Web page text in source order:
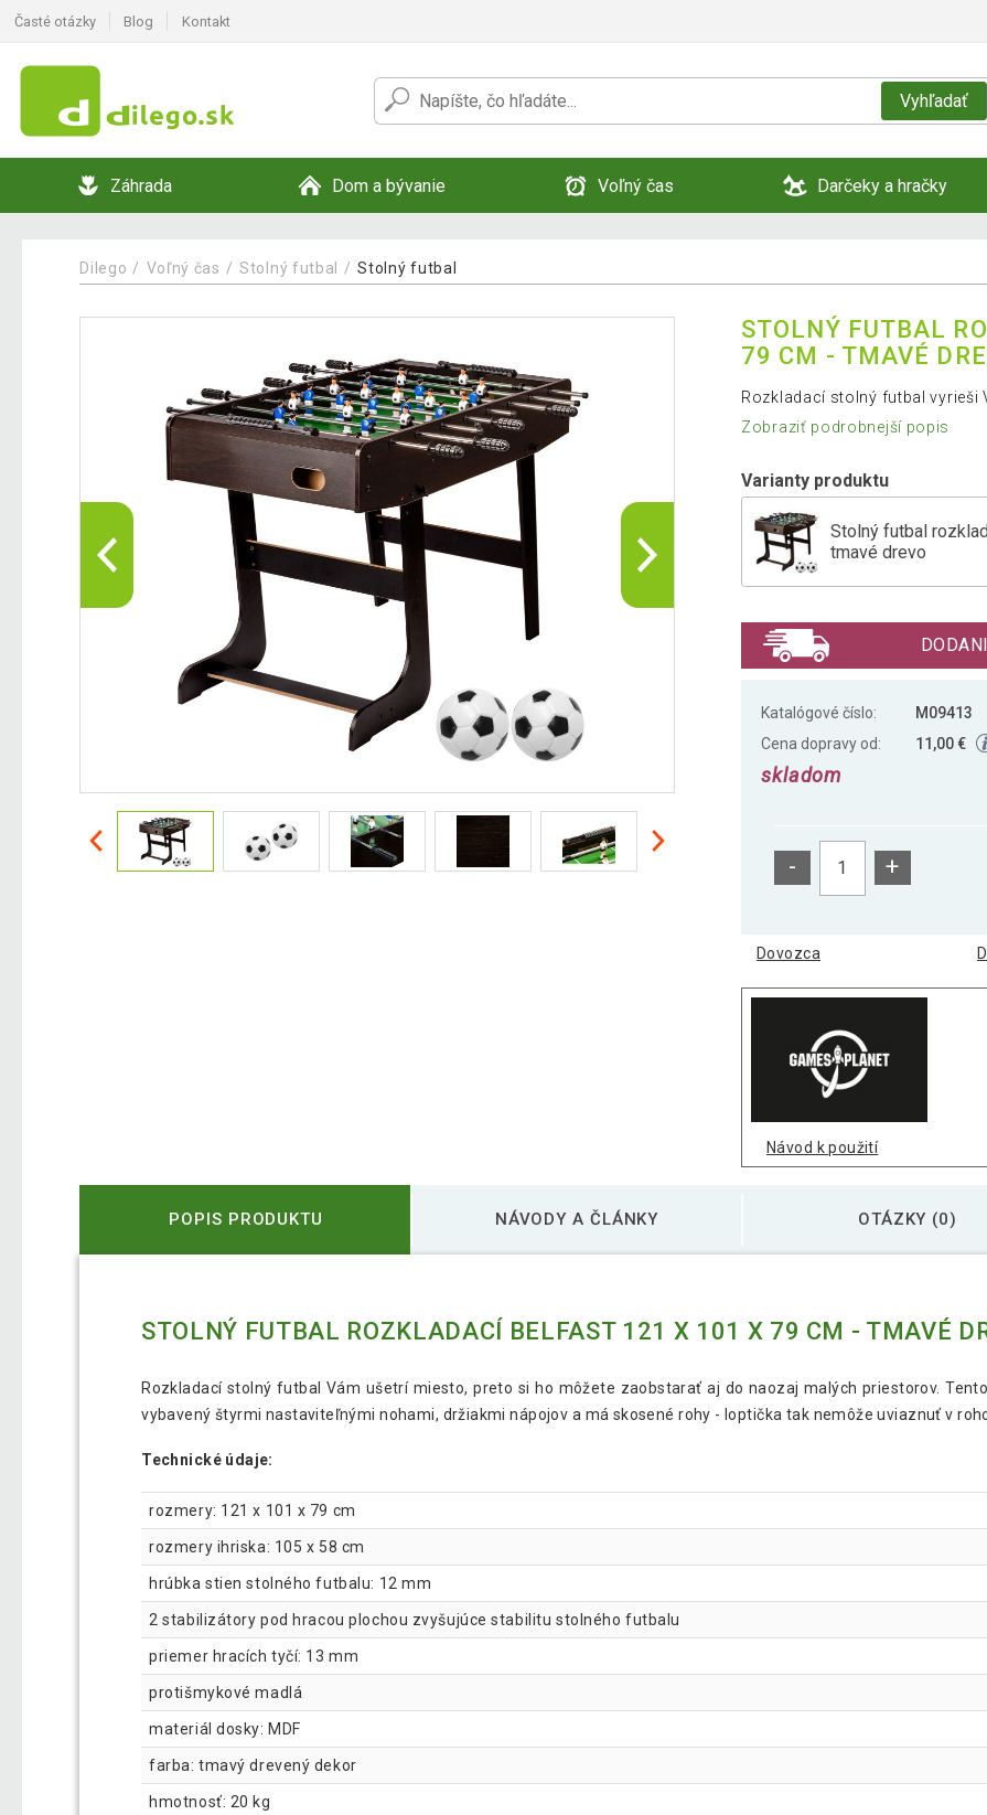
Časté otázky Blog Kontakt
Vyhľadať
Záhrada Dom a bývanie Voľný čas Darčeky a hračky
Dilego Voľný čas Stolný futbal Stolný futbal
STOLNÝ FUTBAL
79 CM - TMAVÉ
Rozkladací stolný futbal vyrieši
Zobraziť podrobnejší popis
Varianty produktu
Stolný futbal
tmavé drevo
Stolný futbal
Stolný futbal
Katalógové číslo:
M09413
Cena dopravy od:
11,00 €
skladom
- +
Dovozca
Návod k použití
POPIS PRODUKTU NÁVODY A ČLÁNKY OTÁZKY (0)
STOLNÝ FUTBAL ROZKLADACÍ BELFAST 121 X 101 X 79 CM - TMAVÉ
Rozkladací stolný futbal Vám ušetrí miesto, preto si ho môžete zaobstarať aj do naozaj malých priestorov.
vybavený štyrmi nastaviteľnými nohami, držiakmi nápojov a má skosené rohy - loptička tak nemôže uviaznuť v
Technické údaje:
rozmery: 121 x 101 x 79 cm
rozmery ihriska: 105 x 58 cm
hrúbka stien stolného futbalu: 12 mm
2 stabilizátory pod hracou plochou zvyšujúce stabilitu stolného futbalu
priemer hracích tyčí: 13 mm
protišmykové madlá
materiál dosky: MDF
farba: tmavý drevený dekor
hmotnosť: 20 kg